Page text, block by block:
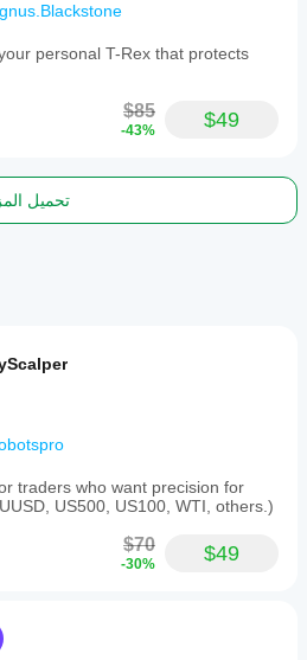
personal T-Rex that protects
$85
-43% $49
تحميل
traders who want precision for
US500, US100, WTI, others.)
$70
-30% $49